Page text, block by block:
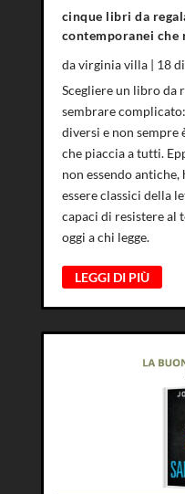
cinque libri da
contemporanei che
davirginia villa| 18
Scegliere un libro da
sembrare
diversi e non
che piaccia a tutti.
non essendo
essere classici della
capaci di resistere al
oggi a chi legge.
LEGGI DI PIÙ